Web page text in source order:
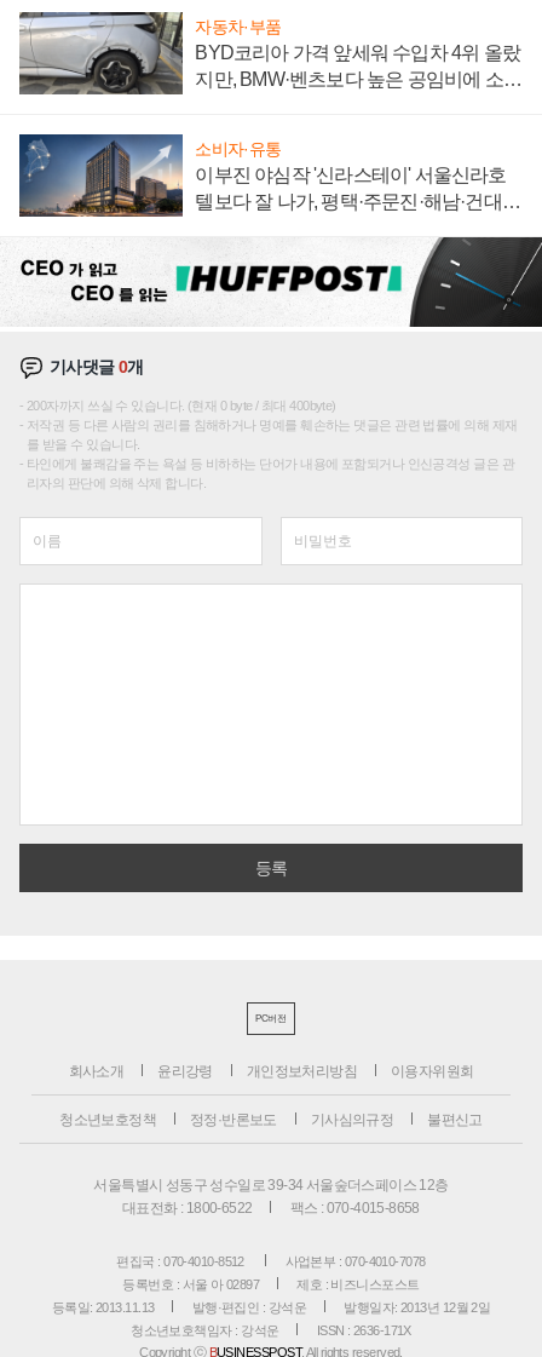
자동차·부품
BYD코리아 가격 앞세워 수입차 4위 올랐
지만, BMW·벤츠보다 높은 공임비에 소비
소비자·유통
이부진 야심작 '신라스테이' 서울신라호
텔보다 잘 나가, 평택·주문진·해남·건대로
기사댓글0개
200자까지 쓰실 수 있습니다. (현재 0 byte / 최대 400byte)
저작권 등 다른 사람의 권리를 침해하거나 명예를 훼손하는 댓글은 관련 법률에 의해 제재
를 받을 수 있습니다.
타인에게 불쾌감을 주는 욕설 등 비하하는 단어가 내용에 포함되거나 인신공격성 글은 관
리자의 판단에 의해 삭제 합니다.
PC버전
회사소개 윤리강령 개인정보처리방침 이용자위원회
청소년보호정책 정정·반론보도 기사심의규정 불편신고
서울특별시 성동구 성수일로 39-34 서울숲더스페이스 12층
대표전화 : 1800-6522
팩스 : 070-4015-8658
편집국 : 070-4010-8512
사업본부 : 070-4010-7078
등록번호 : 서울 아 02897
제호 : 비즈니스포스트
등록일: 2013.11.13
발행·편집인 : 강석운
발행일자: 2013년 12월 2일
청소년보호책임자 : 강석운
ISSN : 2636-171X
Copyright ⓒ BUSINESSPOST. All rights reserved.